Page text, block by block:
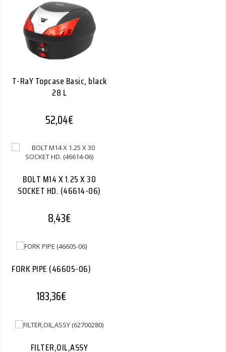
T-RaY Topcase Basic, black
28 L
52,04€
BOLT M14 X 1.25 X 30
SOCKET HD. (46614-06)
8,43€
FORK PIPE (46605-06)
183,36€
FILTER,OIL,ASSY